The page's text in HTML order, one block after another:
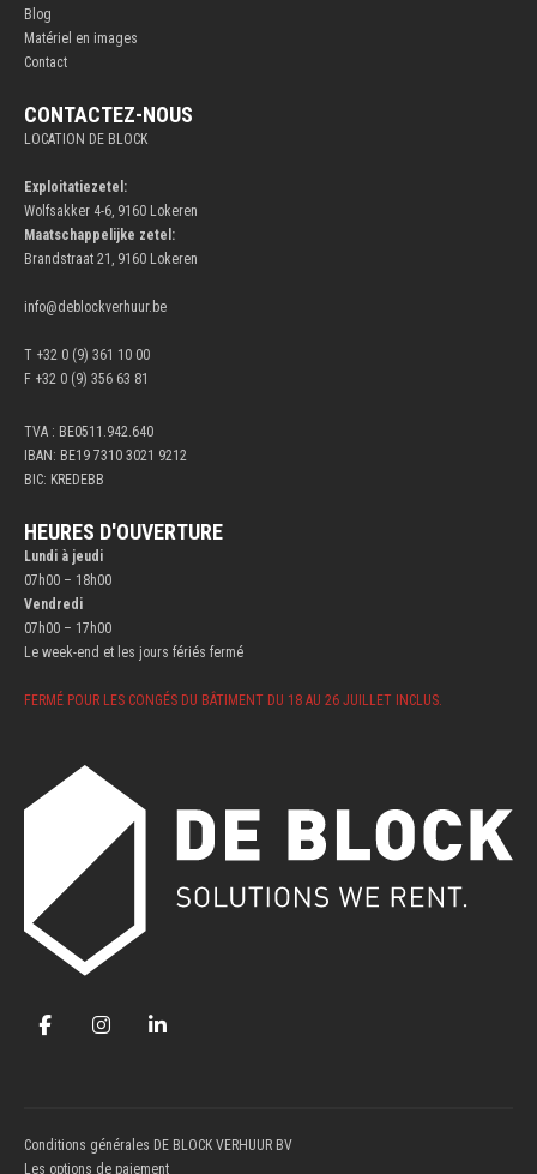
Blog
Matériel en images
Contact
CONTACTEZ-NOUS
LOCATION DE BLOCK
Exploitatiezetel:
Wolfsakker 4-6, 9160 Lokeren
Maatschappelijke zetel:
Brandstraat 21, 9160 Lokeren
info@deblockverhuur.be
T +32 0 (9) 361 10 00
F +32 0 (9) 356 63 81
TVA : BE0511.942.640
IBAN: BE19 7310 3021 9212
BIC: KREDEBB
HEURES D'OUVERTURE
Lundi à jeudi
07h00 – 18h00
Vendredi
07h00 – 17h00
Le week-end et les jours fériés fermé
FERMÉ POUR LES CONGÉS DU BÂTIMENT DU 18 AU 26 JUILLET INCLUS.
Conditions générales DE BLOCK VERHUUR BV
Les options de paiement